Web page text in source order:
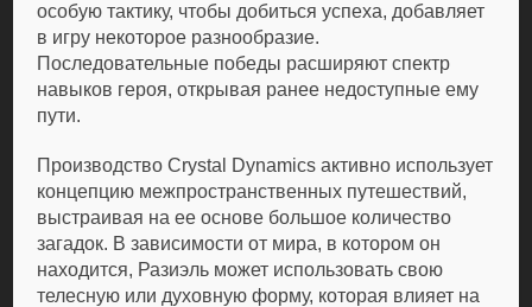
особую тактику, чтобы добиться успеха, добавляет
в игру некоторое разнообразие.
Последовательные победы расширяют спектр
навыков героя, открывая ранее недоступные ему
пути.
Производство Crystal Dynamics активно использует
концепцию межпространственных путешествий,
выстраивая на ее основе большое количество
загадок. В зависимости от мира, в котором он
находится, Разиэль может использовать свою
телесную или духовную форму, которая влияет на